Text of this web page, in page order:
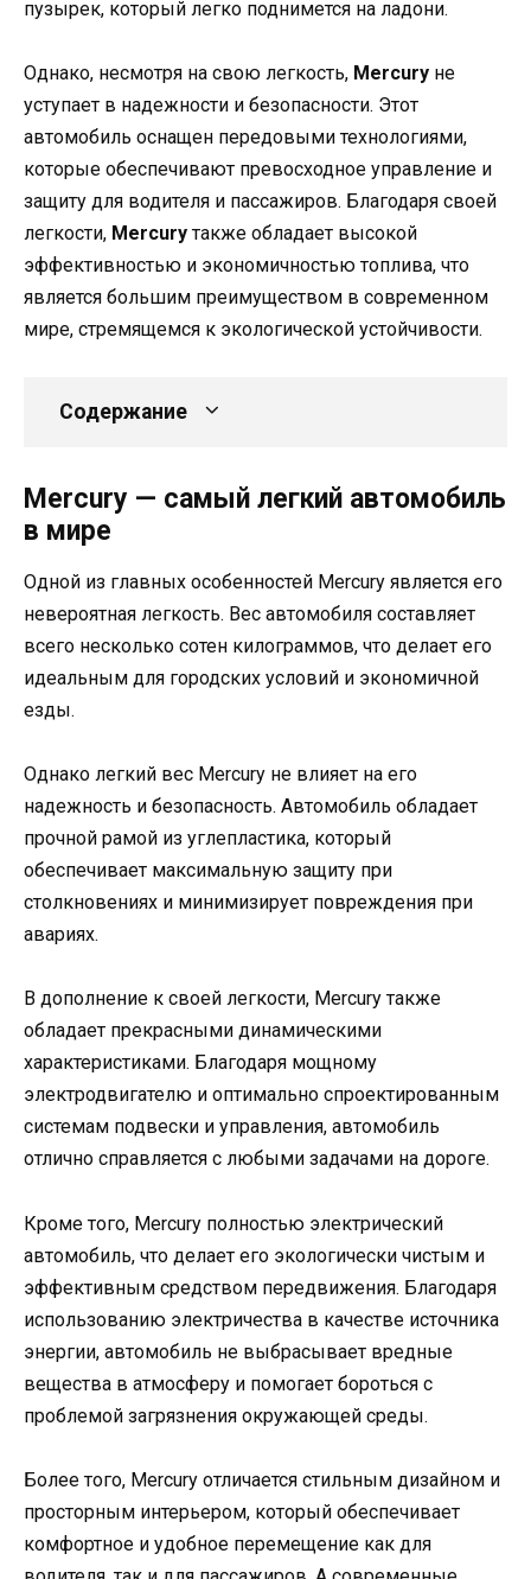
пузырек, который легко поднимется на ладони.
Однако, несмотря на свою легкость, Mercury не
уступает в надежности и безопасности. Этот
автомобиль оснащен передовыми технологиями,
которые обеспечивают превосходное управление и
защиту для водителя и пассажиров. Благодаря своей
легкости, Mercury также обладает высокой
эффективностью и экономичностью топлива, что
является большим преимуществом в современном
мире, стремящемся к экологической устойчивости.
Содержание
Mercury — самый легкий автомобиль
в мире
Одной из главных особенностей Mercury является его
невероятная легкость. Вес автомобиля составляет
всего несколько сотен килограммов, что делает его
идеальным для городских условий и экономичной
езды.
Однако легкий вес Mercury не влияет на его
надежность и безопасность. Автомобиль обладает
прочной рамой из углепластика, который
обеспечивает максимальную защиту при
столкновениях и минимизирует повреждения при
авариях.
В дополнение к своей легкости, Mercury также
обладает прекрасными динамическими
характеристиками. Благодаря мощному
электродвигателю и оптимально спроектированным
системам подвески и управления, автомобиль
отлично справляется с любыми задачами на дороге.
Кроме того, Mercury полностью электрический
автомобиль, что делает его экологически чистым и
эффективным средством передвижения. Благодаря
использованию электричества в качестве источника
энергии, автомобиль не выбрасывает вредные
вещества в атмосферу и помогает бороться с
проблемой загрязнения окружающей среды.
Более того, Mercury отличается стильным дизайном и
просторным интерьером, который обеспечивает
комфортное и удобное перемещение как для